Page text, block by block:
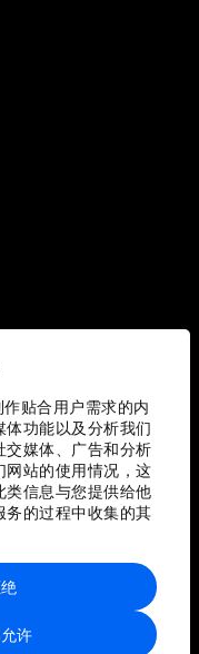
贴合用户需求的内
功能以及分析我们
交媒体、广告和分析
网站的使用情况，这
类信息与您提供给他
务的过程中收集的其
许